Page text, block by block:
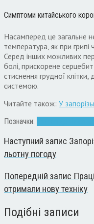
Симптоми китайського
Насамперед це загальне
температура, як при
Серед інших можливих
болі, прискорене
стиснення грудної
системою.
Читайте також: У
Позначки:
Наступний запис
льотну погоду
Попередній запис
отримали нову техніку
Подібні записи